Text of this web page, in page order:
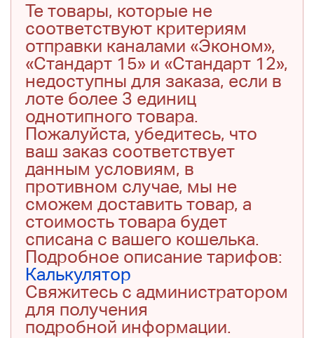
Те товары, которые не
соответствуют критериям
отправки каналами «Эконом»,
«Стандарт 15» и «Стандарт 12»,
недоступны для заказа, если в
лоте более 3 единиц
однотипного товара.
Пожалуйста, убедитесь, что
ваш заказ соответствует
данным условиям, в
противном случае, мы не
сможем доставить товар, а
стоимость товара будет
списана с вашего кошелька.
Подробное описание тарифов:
Калькулятор
Свяжитесь с администратором
для получения
подробной информации.